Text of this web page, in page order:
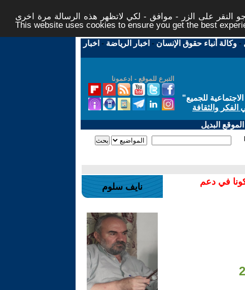
النقر على الزر - موافق - لكي لاتظهر هذه الرسالة مرة اخرى -
This website uses cookies to ensure you get the best
-وكالة أنباء حقوق الإنسان - اخبار الرياضة - اخبار
التبرع للموقع - ادعمونا
للجميع"
والثقافة
البديل
في دعم
نايف سلوم